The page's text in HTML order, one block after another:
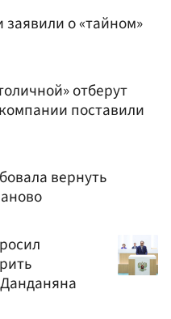
о «тайном»
отберут
поставили
вернуть